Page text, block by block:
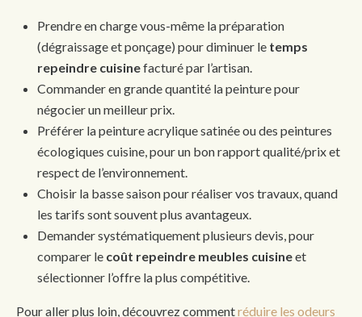
Prendre en charge vous-même la préparation
(dégraissage et ponçage) pour diminuer le temps
repeindre cuisinefacturé par l’artisan.
Commander en grande quantité la peinture pour
négocier un meilleur prix.
Préférer la peinture acrylique satinée ou des peintures
écologiques cuisine, pour un bon rapport qualité/prix et
respect de l’environnement.
Choisir la basse saison pour réaliser vos travaux, quand
les tarifs sont souvent plus avantageux.
Demander systématiquement plusieurs devis, pour
comparer le coût repeindre meubles cuisineet
sélectionner l’offre la plus compétitive.
Pour aller plus loin, découvrez commentréduire les odeurs